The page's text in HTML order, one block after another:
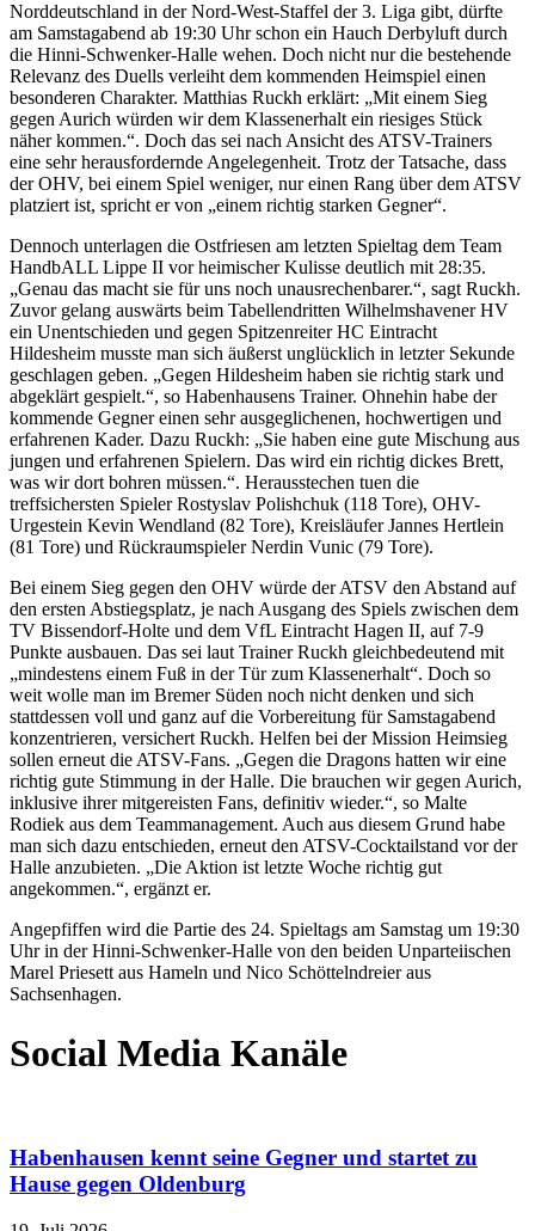
Norddeutschland in der Nord-West-Staffel der 3. Liga gibt, dürfte
am Samstagabend ab 19:30 Uhr schon ein Hauch Derbyluft durch
die Hinni-Schwenker-Halle wehen. Doch nicht nur die bestehende
Relevanz des Duells verleiht dem kommenden Heimspiel einen
besonderen Charakter. Matthias Ruckh erklärt: „Mit einem Sieg
gegen Aurich würden wir dem Klassenerhalt ein riesiges Stück
näher kommen.“. Doch das sei nach Ansicht des ATSV-Trainers
eine sehr herausfordernde Angelegenheit. Trotz der Tatsache, dass
der OHV, bei einem Spiel weniger, nur einen Rang über dem ATSV
platziert ist, spricht er von „einem richtig starken Gegner“.
Dennoch unterlagen die Ostfriesen am letzten Spieltag dem Team
HandbALL Lippe II vor heimischer Kulisse deutlich mit 28:35.
„Genau das macht sie für uns noch unausrechenbarer.“, sagt Ruckh.
Zuvor gelang auswärts beim Tabellendritten Wilhelmshavener HV
ein Unentschieden und gegen Spitzenreiter HC Eintracht
Hildesheim musste man sich äußerst unglücklich in letzter Sekunde
geschlagen geben. „Gegen Hildesheim haben sie richtig stark und
abgeklärt gespielt.“, so Habenhausens Trainer. Ohnehin habe der
kommende Gegner einen sehr ausgeglichenen, hochwertigen und
erfahrenen Kader. Dazu Ruckh: „Sie haben eine gute Mischung aus
jungen und erfahrenen Spielern. Das wird ein richtig dickes Brett,
was wir dort bohren müssen.“. Herausstechen tuen die
treffsichersten Spieler Rostyslav Polishchuk (118 Tore), OHV-
Urgestein Kevin Wendland (82 Tore), Kreisläufer Jannes Hertlein
(81 Tore) und Rückraumspieler Nerdin Vunic (79 Tore).
Bei einem Sieg gegen den OHV würde der ATSV den Abstand auf
den ersten Abstiegsplatz, je nach Ausgang des Spiels zwischen dem
TV Bissendorf-Holte und dem VfL Eintracht Hagen II, auf 7-9
Punkte ausbauen. Das sei laut Trainer Ruckh gleichbedeutend mit
„mindestens einem Fuß in der Tür zum Klassenerhalt“. Doch so
weit wolle man im Bremer Süden noch nicht denken und sich
stattdessen voll und ganz auf die Vorbereitung für Samstagabend
konzentrieren, versichert Ruckh. Helfen bei der Mission Heimsieg
sollen erneut die ATSV-Fans. „Gegen die Dragons hatten wir eine
richtig gute Stimmung in der Halle. Die brauchen wir gegen Aurich,
inklusive ihrer mitgereisten Fans, definitiv wieder.“, so Malte
Rodiek aus dem Teammanagement. Auch aus diesem Grund habe
man sich dazu entschieden, erneut den ATSV-Cocktailstand vor der
Halle anzubieten. „Die Aktion ist letzte Woche richtig gut
angekommen.“, ergänzt er.
Angepfiffen wird die Partie des 24. Spieltags am Samstag um 19:30
Uhr in der Hinni-Schwenker-Halle von den beiden Unparteiischen
Marel Priesett aus Hameln und Nico Schöttelndreier aus
Sachsenhagen.
Social Media Kanäle
Habenhausen kennt seine Gegner und startet zu
Hause gegen Oldenburg